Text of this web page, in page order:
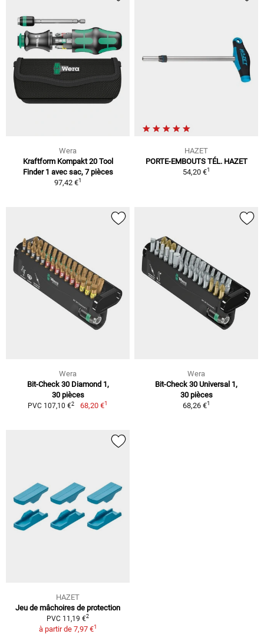
Wera
Kraftform Kompakt 20 Tool
Finder 1 avec sac, 7 pièces
97,42 €1
HAZET
PORTE-EMBOUTS TÉL. HAZET
54,20 €1
Wera
Bit-Check 30 Diamond 1,
30 pièces
PVC 107,10 €2 68,20 €1
Wera
Bit-Check 30 Universal 1,
30 pièces
68,26 €1
HAZET
Jeu de mâchoires de protection
PVC 11,19 €2
à partir de 7,97 €1